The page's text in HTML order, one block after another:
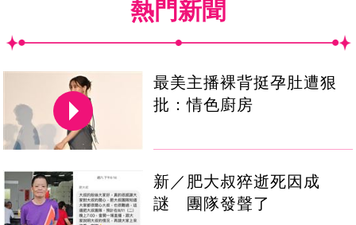
熱門新聞
最美主播裸背挺孕肚遭狠
批：情色廚房
新／肥大叔猝逝死因成
謎 團隊發聲了